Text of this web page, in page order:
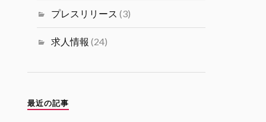
ミュニティ リツイートされました
海外大学院学生会
プレスリリース (3)
求人情報 (24)
最近の記事